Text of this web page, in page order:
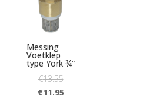
Messing
Voetklep
type York ¾”
€13.55
€11.95